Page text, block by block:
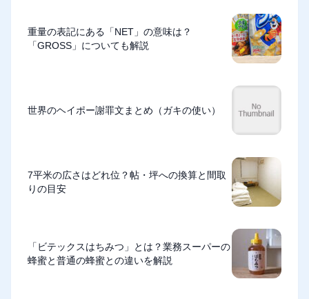
重量の表記にある「NET」の意味は？
「GROSS」についても解説
世界のヘイポー謝罪文まとめ（ガキの使い）
7平米の広さはどれ位？帖・坪への換算と間取
りの目安
「ビテックスはちみつ」とは？業務スーパーの
蜂蜜と普通の蜂蜜との違いを解説